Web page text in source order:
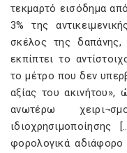
τεκμαρτό εισόδημα
3% της
σκέλος της δαπάνης,
εκπίπτει το
το μέτρο που δεν
αξίας του
ανωτέρω
ιδιοχρησιμοποίησης
φορολογικά